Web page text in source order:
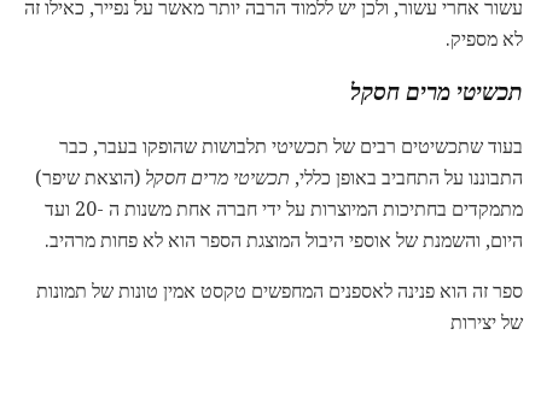
עשור אחרי עשור, ולכן יש ללמוד הרבה יותר מאשר על נפייר, כאילו זה
לא מספיק.
תכשיטי מרים חסקל
בעוד שתכשיטים רבים של תכשיטי תלבושות שהופקו בעבר, כבר
התבוננו על התחביב באופן כללי, תכשיטי מרים חסקל (הוצאת שיפר)
מתמקדים בחתיכות המיוצרות על ידי חברה אחת משנות ה -20 ועד
היום, והשמנת של אוספי היבול המוצגת הספר הוא לא פחות מרהיב.
ספר זה הוא פנינה לאספנים המחפשים טקסט אמין טונות של תמונות
של יצירות